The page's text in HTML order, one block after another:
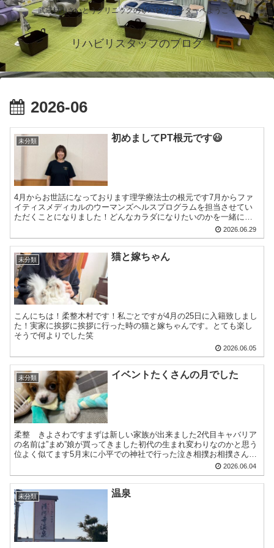
武蔵村山さいとうクリニックのリハビリセンターへようこそ
リハビリスタッフのブログ
2026-06
未分類 初めましてPT根元です😃
4月からお世話になっております理学療法士の根元です7月からファ
イティスメディカルのウーマンズヘルスプログラムを担当させてい
ただくことになりました！どんなカラダになりたいのかを一緒に考
え理想のカラダになるためのお手伝いをしていきますそして…共...
2026.06.29
未分類 猫と嫁ちゃん
こんにちは！柔整木村です！私ごとですが4月の25日に入籍致しまし
た！実家に挨拶に挨拶に行った時の猫と嫁ちゃんです。とても楽し
そうで何よりでした笑
2026.06.05
未分類 イベントたくさんの月でした
柔整 きよさわですまずは新しい家族が出来ました2代目キャバリア
の名前は”まめ”娘が買ってきました初代の生まれ変わりなのかと思う
位よく似てます5月末に小平での神社で行った泣き相撲お相撲さんが
抱っこしてくれたりと・・・大泣きでしたこのお祭りかな...2026.06.04
未分類 温泉